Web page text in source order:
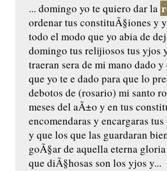
... domingo yo te quiero dar la
ordenar tus constituÃ§iones y
todo el modo que yo abia de
domingo tus relijiosos tus yjos
traeran sera de mi mano dado
que yo te e dado para que lo
debotos de (rosario) mi santo
meses del aÃ±o y en tus
encomendaras y encargaras
y que los que las guardaran
goÃ§ar de aquella eterna
que diÃ§hosas son los yjos y...